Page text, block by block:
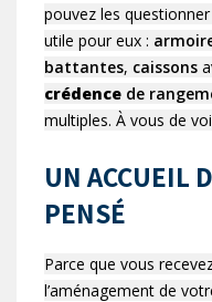
pouvez les
utile pour eux :
battantes, caissons
crédence de
multiples. À vous de
UN ACCUEIL
PENSÉ
Parce que vous
l’aménagement de